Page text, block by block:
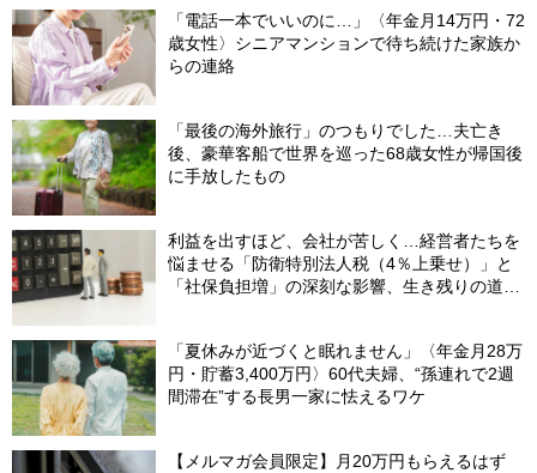
「電話一本でいいのに…」〈年金月14万円・72
歳女性〉シニアマンションで待ち続けた家族か
らの連絡
「最後の海外旅行」のつもりでした…夫亡き
後、豪華客船で世界を巡った68歳女性が帰国後
に手放したもの
利益を出すほど、会社が苦しく…経営者たちを
悩ませる「防衛特別法人税（4％上乗せ）」と
「社保負担増」の深刻な影響、生き残りの道
「夏休みが近づくと眠れません」〈年金月28万
円・貯蓄3,400万円〉60代夫婦、“孫連れで2週
間滞在”する長男一家に怯えるワケ
【メルマガ会員限定】月20万円もらえるはず